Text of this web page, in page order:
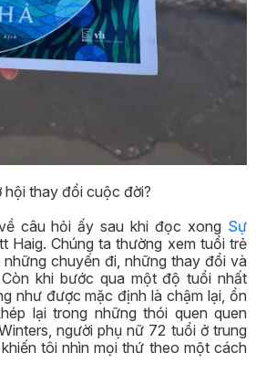
thay đổi cuộc đời?
câu hỏi ấy sau khi đọc xong Sự
Haig. Chúng ta thường xem tuổi trẻ
chuyến đi, những thay đổi và
khi bước qua một độ tuổi nhất
như được mặc định là chậm lại, ổn
lại trong những thói quen quen
người phụ nữ 72 tuổi ở trung
tôi nhìn mọi thứ theo một cách